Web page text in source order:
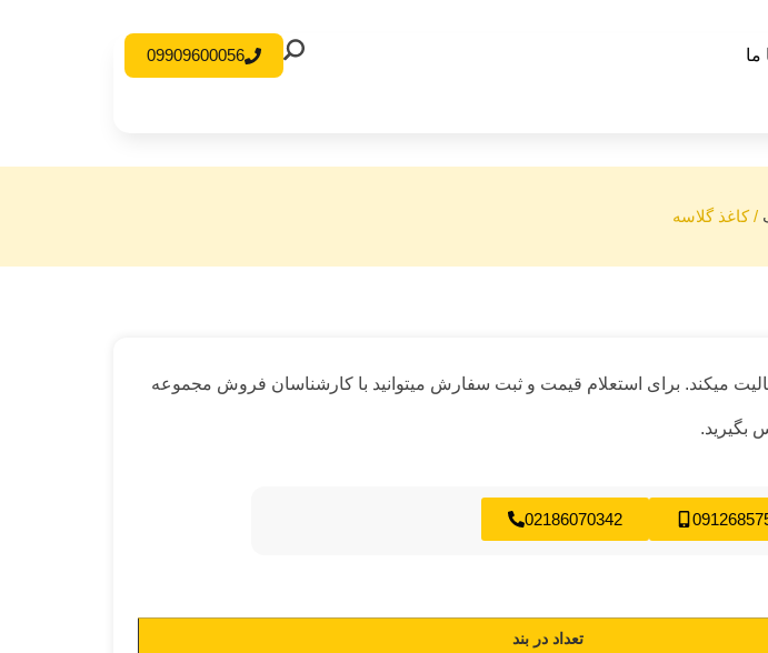
ما 09909600056
/کاغذ گلاسه
میکند. برای استعلام قیمت و ثبت سفارش میتوانید با کارشناسان فروش مجموعه
بگیرید.
02186070342
تعداد در بند